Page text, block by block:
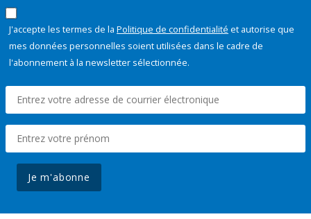
J'accepte les termes de la Politique de confidentialité et autorise que
mes données personnelles soient utilisées dans le cadre de
l'abonnement à la newsletter sélectionnée.
Je m'abonne